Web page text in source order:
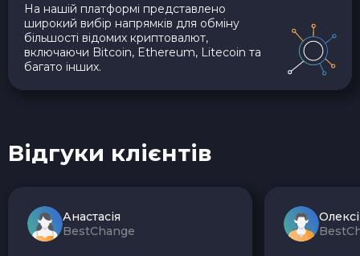
На нашій платформі представлено
широкий вибір напрямків для обміну
більшості відомих криптовалют,
включаючи Bitcoin, Ethereum, Litecoin та
багато інших.
Відгуки клієнтів
Анастасія
BestChange